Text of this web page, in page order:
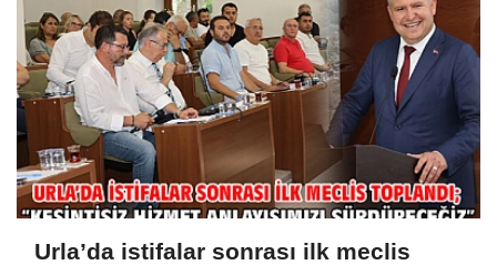
Urla’da istifalar sonrası ilk meclis